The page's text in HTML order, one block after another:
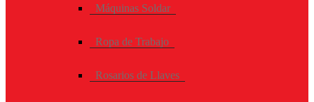
Máquinas Soldar
Ropa de Trabajo
Rosarios de Llaves